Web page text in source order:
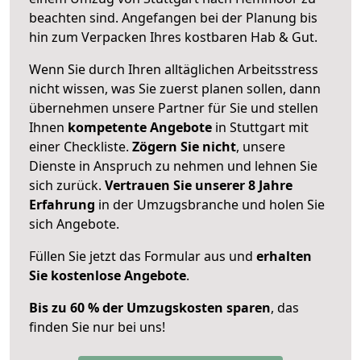
beachten sind. Angefangen bei der Planung bis
hin zum Verpacken Ihres kostbaren Hab & Gut.
Wenn Sie durch Ihren alltäglichen Arbeitsstress
nicht wissen, was Sie zuerst planen sollen, dann
übernehmen unsere Partner für Sie und stellen
Ihnen kompetente Angebote in Stuttgart mit
einer Checkliste. Zögern Sie nicht, unsere
Dienste in Anspruch zu nehmen und lehnen Sie
sich zurück. Vertrauen Sie unserer 8 Jahre
Erfahrung in der Umzugsbranche und holen Sie
sich Angebote.
Füllen Sie jetzt das Formular aus und erhalten
Sie kostenlose Angebote.
Bis zu 60 % der Umzugskosten sparen, das
finden Sie nur bei uns!